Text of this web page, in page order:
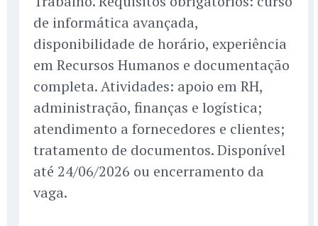
de informática avançada,
disponibilidade de horário, experiência
em Recursos Humanos e documentação
completa. Atividades: apoio em RH,
administração, finanças e logística;
atendimento a fornecedores e clientes;
tratamento de documentos. Disponível
até 24/06/2026 ou encerramento da
vaga.